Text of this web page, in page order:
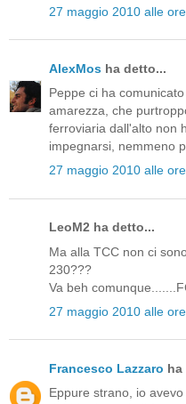
27 maggio 2010 alle
AlexMos ha detto...
Peppe ci ha
amarezza, che
ferroviaria dall'alto non
impegnarsi, nemmeno
27 maggio 2010 alle
LeoM2 ha detto...
Ma alla TCC non ci
230???
Va beh
27 maggio 2010 alle
Francesco Lazzaro ha
Eppure strano, io